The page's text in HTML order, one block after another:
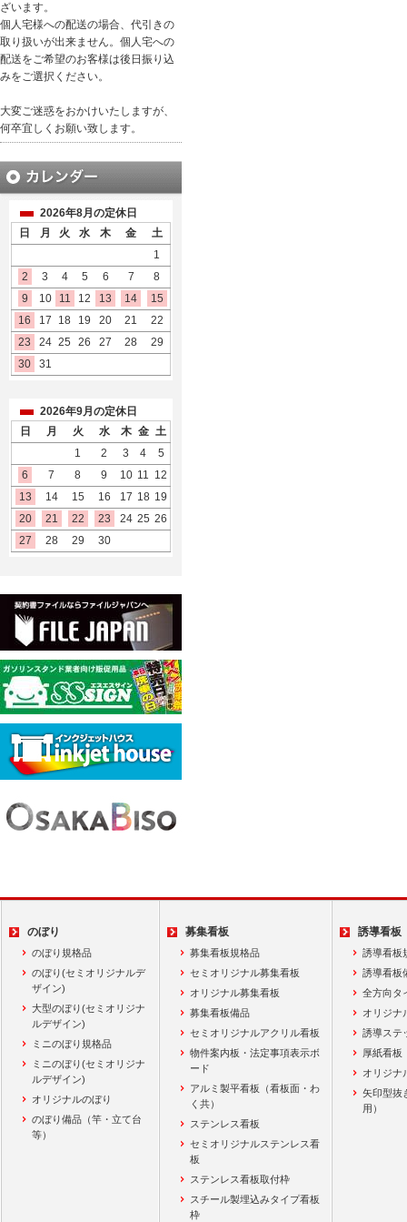
ざいます。
個人宅様への配送の場合、代引きの
取り扱いが出来ません。個人宅への
配送をご希望のお客様は後日振り込
みをご選択ください。
大変ご迷惑をおかけいたしますが、
何卒宜しくお願い致します。
2026年8月の定休日
日
月 火 水 木 金
土
1
2
3 4 5 6 7
8
9
10 11 12 13 14
15
16
17 18 19 20 21
22
23
24 25 26 27 28
29
30
31
2026年9月の定休日
日
月 火 水 木 金 土
1
2 3 4
5
6
7 8 9 10 11 12
13
14 15 16 17 18 19
20
21 22 23 24 25 26
27
28 29 30
のぼり
のぼり規格品
のぼり(セミオリジナルデ
ザイン)
大型のぼり(セミオリジナ
ルデザイン)
ミニのぼり規格品
ミニのぼり(セミオリジナ
ルデザイン)
オリジナルのぼり
のぼり備品（竿・立て台
等）
募集看板
募集看板規格品
セミオリジナル募集看板
オリジナル募集看板
募集看板備品
セミオリジナルアクリル看板
物件案内板・法定事項表示ボ
ード
アルミ製平看板（看板面・わ
く共）
ステンレス看板
セミオリジナルステンレス看
板
ステンレス看板取付枠
スチール製埋込みタイプ看板
枠
誘導看板
誘導看板
誘導看板
全方向タ
オリジナ
誘導ステ
厚紙看板
オリジナ
矢印型抜
用）